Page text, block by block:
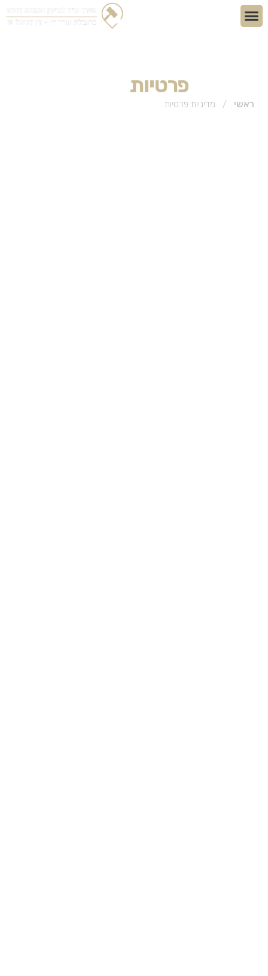
פרטיות
ראשי / מדיניות פרטיות